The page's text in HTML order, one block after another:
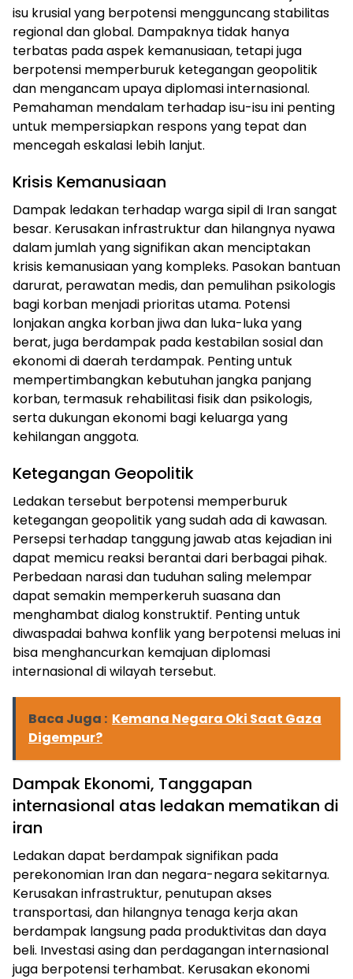
ⓘ
isu krusial yang berpotensi mengguncang stabilitas
regional dan global. Dampaknya tidak hanya
terbatas pada aspek kemanusiaan, tetapi juga
berpotensi memperburuk ketegangan geopolitik
dan mengancam upaya diplomasi internasional.
Pemahaman mendalam terhadap isu-isu ini penting
untuk mempersiapkan respons yang tepat dan
mencegah eskalasi lebih lanjut.
Krisis Kemanusiaan
Dampak ledakan terhadap warga sipil di Iran sangat
besar. Kerusakan infrastruktur dan hilangnya nyawa
dalam jumlah yang signifikan akan menciptakan
krisis kemanusiaan yang kompleks. Pasokan bantuan
darurat, perawatan medis, dan pemulihan psikologis
bagi korban menjadi prioritas utama. Potensi
lonjakan angka korban jiwa dan luka-luka yang
berat, juga berdampak pada kestabilan sosial dan
ekonomi di daerah terdampak. Penting untuk
mempertimbangkan kebutuhan jangka panjang
korban, termasuk rehabilitasi fisik dan psikologis,
serta dukungan ekonomi bagi keluarga yang
kehilangan anggota.
Ketegangan Geopolitik
Ledakan tersebut berpotensi memperburuk
ketegangan geopolitik yang sudah ada di kawasan.
Persepsi terhadap tanggung jawab atas kejadian ini
dapat memicu reaksi berantai dari berbagai pihak.
Perbedaan narasi dan tuduhan saling melempar
dapat semakin memperkeruh suasana dan
menghambat dialog konstruktif. Penting untuk
diwaspadai bahwa konflik yang berpotensi meluas ini
bisa menghancurkan kemajuan diplomasi
internasional di wilayah tersebut.
Baca Juga : Kemana Negara Oki Saat Gaza
Digempur?
Dampak Ekonomi, Tanggapan
internasional atas ledakan mematikan di
iran
Ledakan dapat berdampak signifikan pada
perekonomian Iran dan negara-negara sekitarnya.
Kerusakan infrastruktur, penutupan akses
transportasi, dan hilangnya tenaga kerja akan
berdampak langsung pada produktivitas dan daya
beli. Investasi asing dan perdagangan internasional
juga berpotensi terhambat. Kerusakan ekonomi